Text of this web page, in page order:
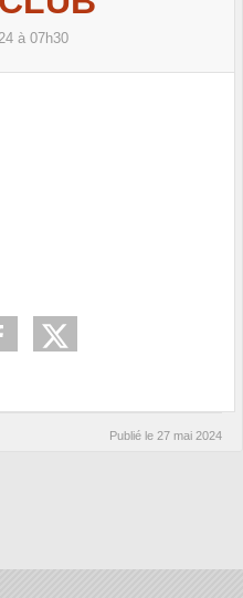
à 07h30
Publié le 27 mai 2024